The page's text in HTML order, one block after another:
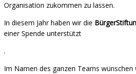
Organisation zukommen zu lassen.
In diesem Jahr haben wir die
einer Spende unterstützt
.
Im Namen des ganzen Teams wünschen